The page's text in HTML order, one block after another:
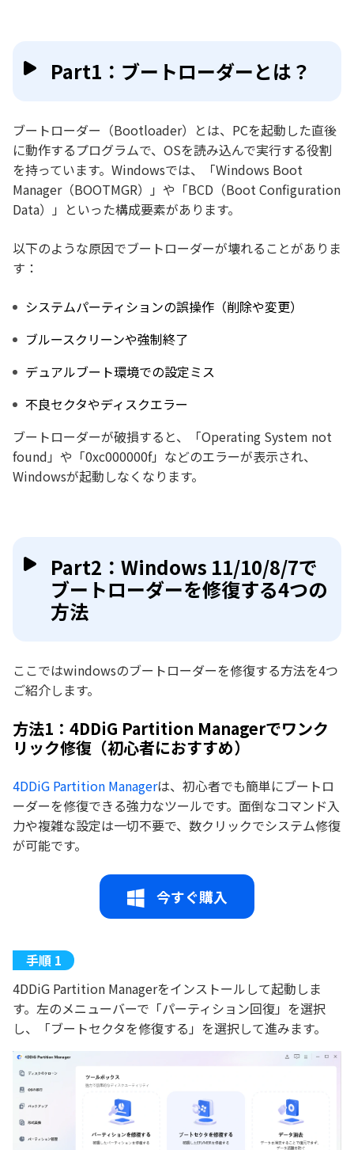
Part1：ブートローダーとは？
ブートローダー（Bootloader）とは、PCを起動した直後
に動作するプログラムで、OSを読み込んで実行する役割
を持っています。Windowsでは、「Windows Boot
Manager（BOOTMGR）」や「BCD（Boot Configuration
Data）」といった構成要素があります。
以下のような原因でブートローダーが壊れることがありま
す：
システムパーティションの誤操作（削除や変更）
ブルースクリーンや強制終了
デュアルブート環境での設定ミス
不良セクタやディスクエラー
ブートローダーが破損すると、「Operating System not
found」や「0xc000000f」などのエラーが表示され、
Windowsが起動しなくなります。
Part2：Windows 11/10/8/7で
ブートローダーを修復する4つの
方法
ここではwindowsのブートローダーを修復する方法を4つ
ご紹介します。
方法1：4DDiG Partition Managerでワンク
リック修復（初心者におすすめ）
4DDiG Partition Managerは、初心者でも簡単にブートロ
ーダーを修復できる強力なツールです。面倒なコマンド入
力や複雑な設定は一切不要で、数クリックでシステム修復
が可能です。
今すぐ購入
4DDiG Partition Managerをインストールして起動しま
す。左のメニューバーで「パーティション回復」を選択
し、「ブートセクタを修復する」を選択して進みます。